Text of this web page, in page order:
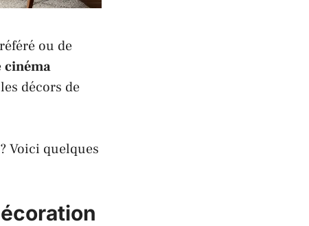
ou de
cinéma
décors de
Voici quelques